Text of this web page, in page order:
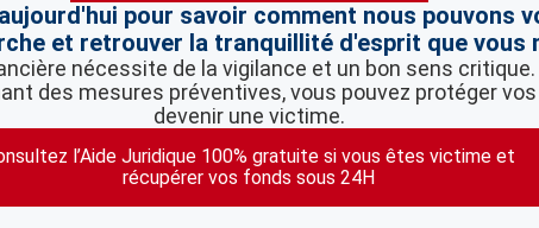
pour savoir comment nous pouvons
et retrouver la tranquillité d'esprit que vous
nécessite de la vigilance et un bon sens
des mesures préventives, vous pouvez protéger
devenir une victime.
l’Aide Juridique 100% gratuite si vous êtes victime et
récupérer vos fonds sous 24H